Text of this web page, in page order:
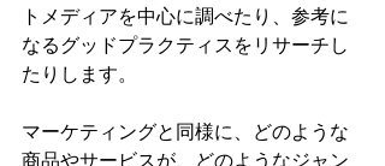
トメディアを中心に調べたり、参考に
なるグッドプラクティスをリサーチし
たりします。
マーケティングと同様に、どのような
商品やサービスが、どのようなジャン